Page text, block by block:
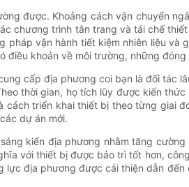
được. Khoảng cách vận chuyển
chương trình tân trang và tái chế
vận hành tiết kiệm nhiên liệu và
khoản về môi trường, những
cấp địa phương coi bạn là đối tác
thời gian, họ tích lũy được kiến
triển khai thiết bị theo từng giai
dự án mới.
kiến ​​địa phương nhằm tăng
với thiết bị được bảo trì tốt hơn,
địa phương được cải thiện dẫn